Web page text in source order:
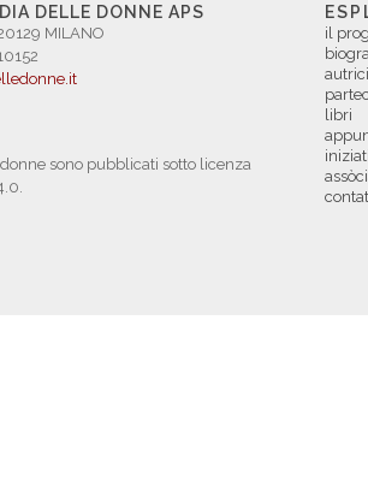
DELLE DONNE APS
MILANO
sono pubblicati sotto licenza
il
libri